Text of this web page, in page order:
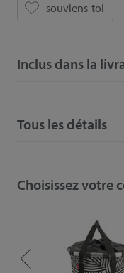
Choisissez votre
souviens-toi
Inclus dans la
Tous les détails